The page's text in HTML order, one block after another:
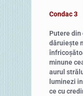
Condac 3
Putere din
dăruiește
minune
aurul
luminezi
ce cu